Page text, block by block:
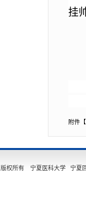
挂
附件【
版权所有 宁夏医科大学 宁夏回